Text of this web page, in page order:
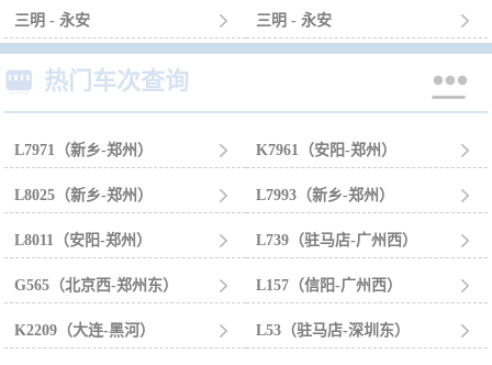
三明 - 永安  三明 - 永安 
 热门车次查询 
L7971（新乡-郑州）  K7961（安阳-郑州） 
L8025（新乡-郑州）  L7993（新乡-郑州） 
L8011（安阳-郑州）  L739（驻马店-广州西） 
G565（北京西-郑州东）  L157（信阳-广州西） 
K2209（大连-黑河）  L53（驻马店-深圳东） 